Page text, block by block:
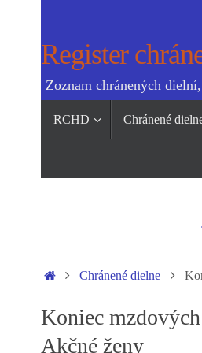
Register
Zoznam chránených
RCHD Chránené
HomeChránené dielne
Koniec
Akčné ženy